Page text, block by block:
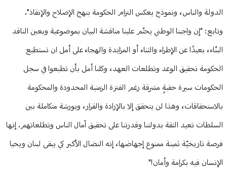
الدولة والناس، ونموذج يعكس التزام الحكومة بنهج الإصلاح والإنقاذ".
وتابع: "إن واجبنا الوطني يحتّم علينا مناقشة البيان بموضوعية وبعين الناقد
البنّاء، بعيدًا عن الإطراء والثناء أو المزايدة والهجاء على أمل ان تستطيع
الحكومة تحقيق الوعد وتطلعات العهد، وكلنا أمل بأن تطبعوا في سجل
الحكومات سيرة حقبةٍ مشرقة رغم الفترة الزمنية المحدودة والمحكومة
بالاستحقاقات، وهذا لن يتحقق إلا بالإرادة والقرار، وبورشة متكاملة بين
السلطات تعيد الثقة بدولتنا وقدرتنا على تحقيق آمال الناس وتطلعاتهم. إنها
فرصة تاريخيّة ثمينة ممنوع إجهاضها، إنه النضال الأكبر كي يبقى لبنان ويحيا
الإنسان فيه بكرامة وأمان!"